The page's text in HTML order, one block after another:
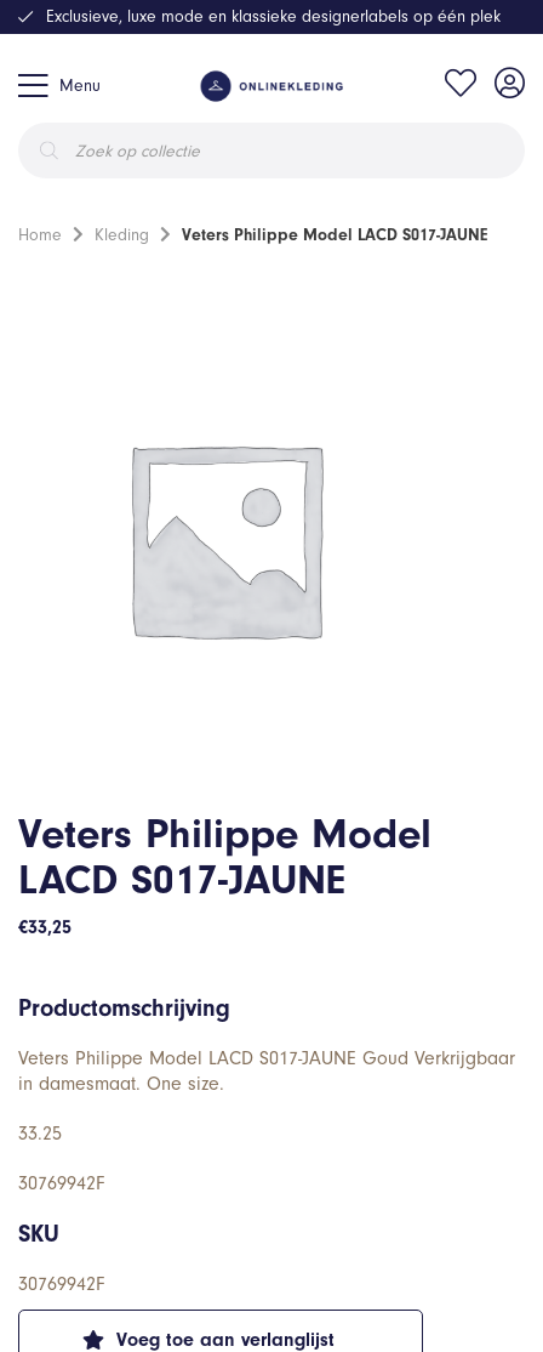
Menu
zoeken
Exclusieve, luxe mode en klassieke designerlabels op één plek
Home Kleding Veters Philippe Model LACD S017-JAUNE
Veters Philippe Model
LACD S017-JAUNE
€33,25
Voeg toe aan verlanglijst
Productomschrijving
Veters Philippe Model LACD S017-JAUNE Goud Verkrijgbaar
in damesmaat. One size.
33.25
30769942F
SKU
30769942F